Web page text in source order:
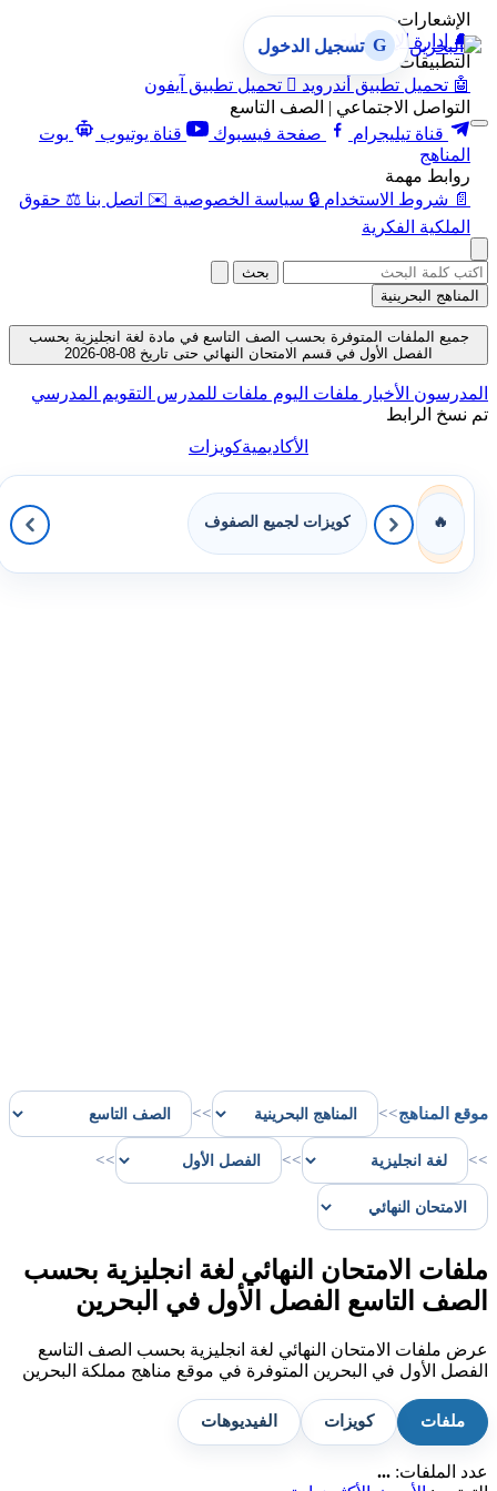
الإشعارات
🔔 إدارة الإشعارات
التطبيقات
🤖 تحميل تطبيق أندرويد  تحميل تطبيق آيفون
التواصل الاجتماعي | الصف التاسع
قناة تيليجرام
صفحة فيسبوك قناة يوتيوب
بوت
المناهج
روابط مهمة
📄 شروط الاستخدام 🔒 سياسة الخصوصية ✉️ اتصل بنا ⚖️ حقوق
الملكية الفكرية
G تسجيل الدخول
بحث
المناهج البحرينية
جميع الملفات المتوفرة بحسب الصف التاسع في مادة لغة انجليزية بحسب
الفصل الأول في قسم الامتحان النهائي حتى تاريخ 08-08-2026
المدرسون الأخبار ملفات اليوم ملفات للمدرس التقويم المدرسي
تم نسخ الرابط
الأكاديميةكويزات
🔥 كويزات لجميع الصفوف
موقع المناهج>>
>>
>>
>>
>>
ملفات الامتحان النهائي لغة انجليزية بحسب
الصف التاسع الفصل الأول في البحرين
عرض ملفات الامتحان النهائي لغة انجليزية بحسب الصف التاسع
الفصل الأول في البحرين المتوفرة في موقع مناهج مملكة البحرين
ملفات كويزات الفيديوهات
عدد الملفات: ...